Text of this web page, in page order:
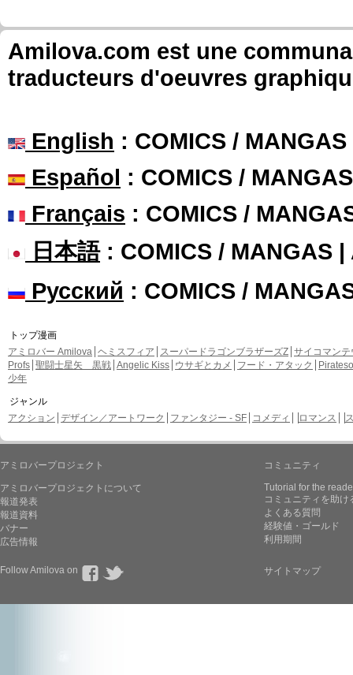
Amilova.com est une
traducteurs d'oeuvres
English : COMICS /
Español : COMICS /
Français : COMICS /
日本語: COMICS / MANGAS |
Русский : COMICS /
トップ漫画
アミロバー Amilova ヘミスフィア スーパードラゴンブラザーズZ サイコマンテ
Profs 聖闘士星矢 黒戦 Angelic Kiss ウサギとカメ フード・アタック
少年
ジャンル
アクション デザイン／アートワーク ファンタジー - SF コメディ ロマンス
アミロバープロジェクト
アミロバープロジェクトについて
報道発表
報道資料
バナー
広告情報
コミュニティ
Tutorial for the
コミュニティを助け
よくある質問
経験値・ゴールド
利用期間
Follow Amilova on サイトマップ